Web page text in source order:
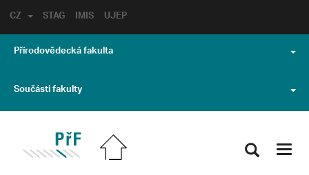
STAG IMIS UJEP
CZ
Přírodovědecká fakulta
Součásti fakulty